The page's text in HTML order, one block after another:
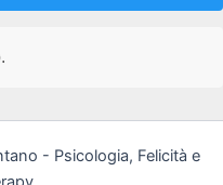
- Psicologia, Felicità e